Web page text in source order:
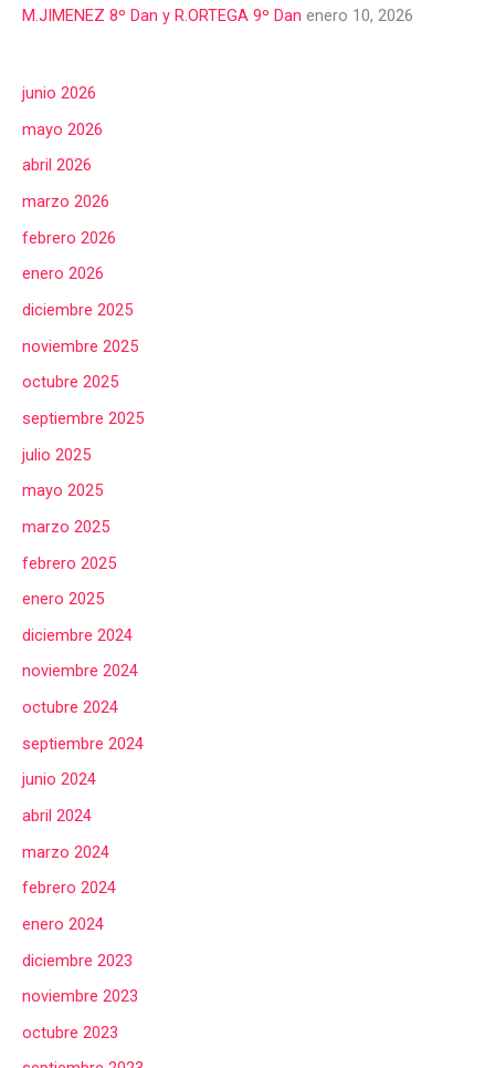
M.JIMENEZ 8º Dan y R.ORTEGA 9º Dan enero 10, 2026
junio 2026
mayo 2026
abril 2026
marzo 2026
febrero 2026
enero 2026
diciembre 2025
noviembre 2025
octubre 2025
septiembre 2025
julio 2025
mayo 2025
marzo 2025
febrero 2025
enero 2025
diciembre 2024
noviembre 2024
octubre 2024
septiembre 2024
junio 2024
abril 2024
marzo 2024
febrero 2024
enero 2024
diciembre 2023
noviembre 2023
octubre 2023